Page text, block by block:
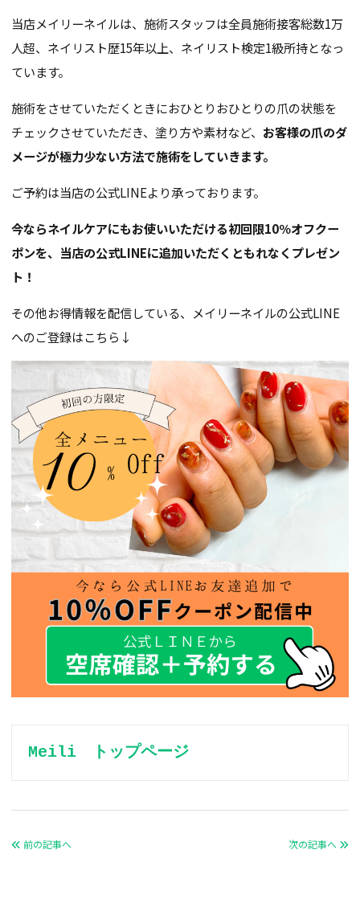
当店メイリーネイルは、施術スタッフは全員施術接客総数1万
人超、ネイリスト歴15年以上、ネイリスト検定1級所持となっ
ています。
施術をさせていただくときにおひとりおひとりの爪の状態を
チェックさせていただき、塗り方や素材など、 お客様の爪のダ
メージが極力少ない方法で施術をしていきます。
ご予約は当店の公式LINEより承っております。
今ならネイルケアにもお使いいただける初回限10％オフクー
ポンを、当店の公式LINEに追加いただくともれなくプレゼン
ト！
その他お得情報を配信している、メイリーネイルの公式LINE
へのご登録はこちら↓
Meili　トップページ
前の記事へ 次の記事へ